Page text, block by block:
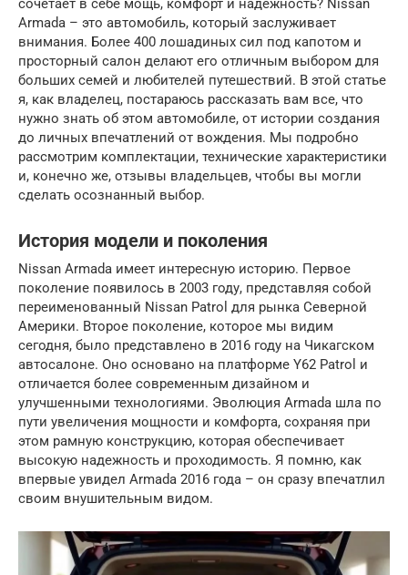
сочетает в себе мощь, комфорт и надежность? Nissan
Armada – это автомобиль, который заслуживает
внимания. Более 400 лошадиных сил под капотом и
просторный салон делают его отличным выбором для
больших семей и любителей путешествий. В этой статье
я, как владелец, постараюсь рассказать вам все, что
нужно знать об этом автомобиле, от истории создания
до личных впечатлений от вождения. Мы подробно
рассмотрим комплектации, технические характеристики
и, конечно же, отзывы владельцев, чтобы вы могли
сделать осознанный выбор.
История модели и поколения
Nissan Armada имеет интересную историю. Первое
поколение появилось в 2003 году, представляя собой
переименованный Nissan Patrol для рынка Северной
Америки. Второе поколение, которое мы видим
сегодня, было представлено в 2016 году на Чикагском
автосалоне. Оно основано на платформе Y62 Patrol и
отличается более современным дизайном и
улучшенными технологиями. Эволюция Armada шла по
пути увеличения мощности и комфорта, сохраняя при
этом рамную конструкцию, которая обеспечивает
высокую надежность и проходимость. Я помню, как
впервые увидел Armada 2016 года – он сразу впечатлил
своим внушительным видом.